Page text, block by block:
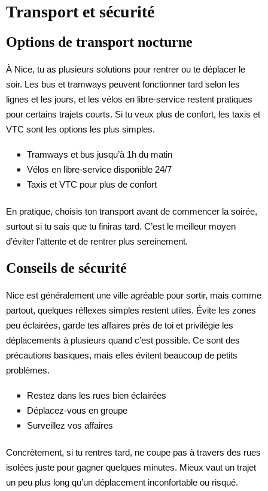
Transport et sécurité
Options de transport nocturne
À Nice, tu as plusieurs solutions pour rentrer ou te déplacer le
soir. Les bus et tramways peuvent fonctionner tard selon les
lignes et les jours, et les vélos en libre-service restent pratiques
pour certains trajets courts. Si tu veux plus de confort, les taxis et
VTC sont les options les plus simples.
Tramways et bus jusqu’à 1h du matin
Vélos en libre-service disponible 24/7
Taxis et VTC pour plus de confort
En pratique, choisis ton transport avant de commencer la soirée,
surtout si tu sais que tu finiras tard. C’est le meilleur moyen
d’éviter l’attente et de rentrer plus sereinement.
Conseils de sécurité
Nice est généralement une ville agréable pour sortir, mais comme
partout, quelques réflexes simples restent utiles. Évite les zones
peu éclairées, garde tes affaires près de toi et privilégie les
déplacements à plusieurs quand c’est possible. Ce sont des
précautions basiques, mais elles évitent beaucoup de petits
problèmes.
Restez dans les rues bien éclairées
Déplacez-vous en groupe
Surveillez vos affaires
Concrètement, si tu rentres tard, ne coupe pas à travers des rues
isolées juste pour gagner quelques minutes. Mieux vaut un trajet
un peu plus long qu’un déplacement inconfortable ou risqué.